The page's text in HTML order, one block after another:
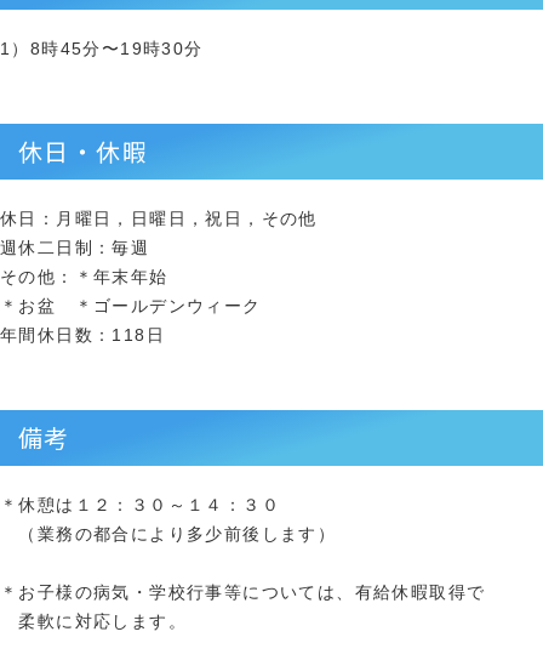
1）8時45分〜19時30分
休日・休暇
休日：月曜日，日曜日，祝日，その他
週休二日制：毎週
その他：＊年末年始
＊お盆 ＊ゴールデンウィーク
年間休日数：118日
備考
＊休憩は１２：３０～１４：３０
（業務の都合により多少前後します）
＊お子様の病気・学校行事等については、有給休暇取得で
柔軟に対応します。